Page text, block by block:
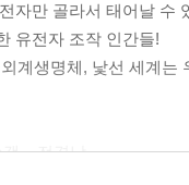
자만 골라서 태어날 수
유전자 조작 인간들!
계생명체, 낯선 세계
_ 전경남